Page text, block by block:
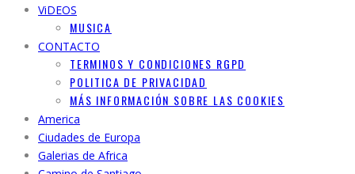
ViDEOS
MUSICA
CONTACTO
TERMINOS Y CONDICIONES RGPD
POLITICA DE PRIVACIDAD
MÁS INFORMACIÓN SOBRE LAS COOKIES
America
Ciudades de Europa
Galerias de Africa